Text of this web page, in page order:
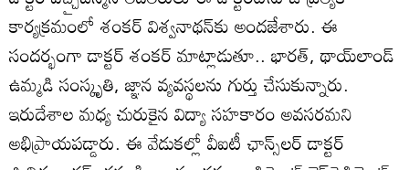
కార్యక్రమంలో శంకర్‌ విశ్వనాథన్‌కు అందజేశారు. ఈ
సందర్భంగా డాక్టర్‌ శంకర్‌ మాట్లాడుతూ.. భారత్‌, థాయ్‌లాండ్‌
ఉమ్మడి సంస్కృతి, జ్ఞాన వ్యవస్థలను గుర్తు చేసుకున్నారు.
ఇరుదేశాల మధ్య చురుకైన విద్యా సహకారం అవసరమని
అభిప్రాయపడ్డారు. ఈ వేడుకల్లో వీఐటీ ఛాన్స్‌లర్‌ డాక్టర్‌